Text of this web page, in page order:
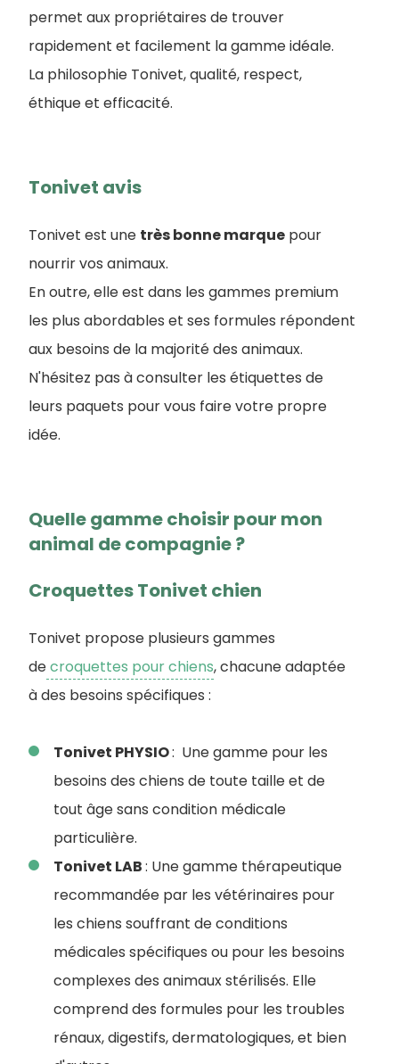
permet aux propriétaires de trouver
rapidement et facilement la gamme idéale.
La philosophie Tonivet, qualité, respect,
éthique et efficacité.
Tonivet avis
Tonivet est une très bonne marque pour
nourrir vos animaux.
En outre, elle est dans les gammes premium
les plus abordables et ses formules répondent
aux besoins de la majorité des animaux.
N'hésitez pas à consulter les étiquettes de
leurs paquets pour vous faire votre propre
idée.
Quelle gamme choisir pour mon
animal de compagnie ?
Croquettes Tonivet chien
Tonivet propose plusieurs gammes
decroquettes pour chiens, chacune adaptée
à des besoins spécifiques :
Tonivet PHYSIO: Une gamme pour les
besoins des chiens de toute taille et de
tout âge sans condition médicale
particulière.
Tonivet LAB: Une gamme thérapeutique
recommandée par les vétérinaires pour
les chiens souffrant de conditions
médicales spécifiques ou pour les besoins
complexes des animaux stérilisés. Elle
comprend des formules pour les troubles
rénaux, digestifs, dermatologiques, et bien